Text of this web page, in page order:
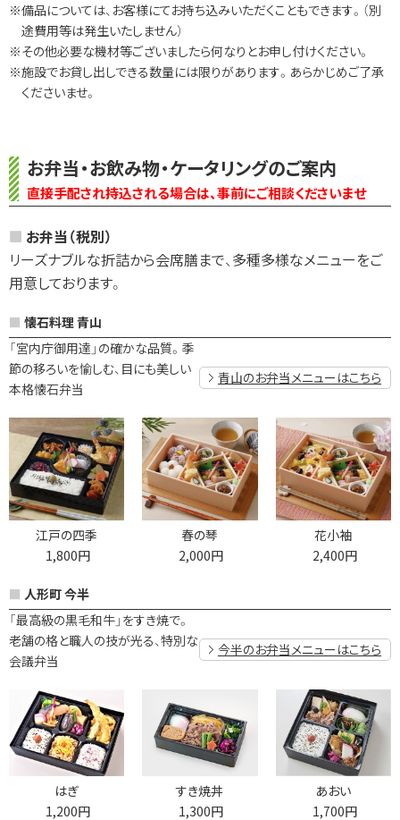
※備品については、お客様にてお持ち込みいただくこともできます。（別
途費用等は発生いたしません）
※その他必要な機材等ございましたら何なりとお申し付けください。
※施設でお貸し出しできる数量には限りがあります。あらかじめご了承
くださいませ。
お弁当・お飲み物・ケータリングのご案内
直接手配され持込される場合は、事前にご相談くださいませ
お弁当（税別）
リーズナブルな折詰から会席膳まで、多種多様なメニューをご
用意しております。
懐石料理 青山
「宮内庁御用達」の確かな品質。季
節の移ろいを愉しむ、目にも美しい
本格懐石弁当
青山のお弁当メニューはこちら
江戸の四季
1,800円
春の琴
2,000円
花小袖
2,400円
人形町 今半
「最高級の黒毛和牛」をすき焼で。
老舗の格と職人の技が光る、特別な
会議弁当
今半のお弁当メニューはこちら
はぎ
1,200円
すき焼丼
1,300円
あおい
1,700円